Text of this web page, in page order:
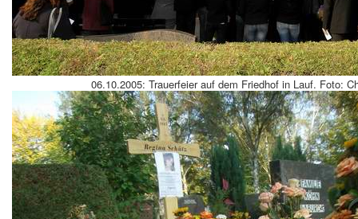
06.10.2005: Trauerfeier auf dem Friedhof in Lauf. Foto: